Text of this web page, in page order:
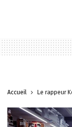
Accueil Le rappeur